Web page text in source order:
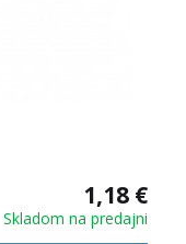
1,18 €
Skladom na predajni